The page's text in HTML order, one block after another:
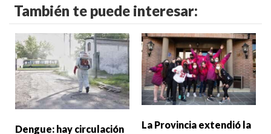
También te puede interesar:
Dengue: hay circulación La Provincia extendió la